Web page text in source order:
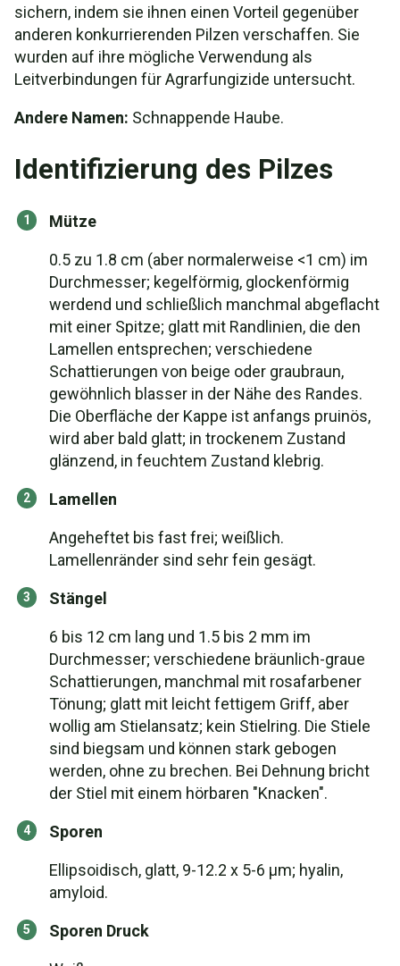
sichern, indem sie ihnen einen Vorteil gegenüber
anderen konkurrierenden Pilzen verschaffen. Sie
wurden auf ihre mögliche Verwendung als
Leitverbindungen für Agrarfungizide untersucht.
Andere Namen: Schnappende Haube.
Identifizierung des Pilzes
Mütze
0.5 zu 1.8 cm (aber normalerweise <1 cm) im
Durchmesser; kegelförmig, glockenförmig
werdend und schließlich manchmal abgeflacht
mit einer Spitze; glatt mit Randlinien, die den
Lamellen entsprechen; verschiedene
Schattierungen von beige oder graubraun,
gewöhnlich blasser in der Nähe des Randes.
Die Oberfläche der Kappe ist anfangs pruinös,
wird aber bald glatt; in trockenem Zustand
glänzend, in feuchtem Zustand klebrig.
Lamellen
Angeheftet bis fast frei; weißlich.
Lamellenränder sind sehr fein gesägt.
Stängel
6 bis 12 cm lang und 1.5 bis 2 mm im
Durchmesser; verschiedene bräunlich-graue
Schattierungen, manchmal mit rosafarbener
Tönung; glatt mit leicht fettigem Griff, aber
wollig am Stielansatz; kein Stielring. Die Stiele
sind biegsam und können stark gebogen
werden, ohne zu brechen. Bei Dehnung bricht
der Stiel mit einem hörbaren "Knacken".
Sporen
Ellipsoidisch, glatt, 9-12.2 x 5-6 μm; hyalin,
amyloid.
Sporen Druck